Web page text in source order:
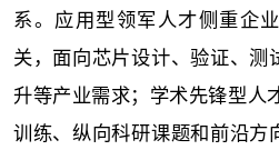
系。应用型领军人才侧重企
关，面向芯片设计、验证、测
升等产业需求；学术先锋型人
训练、纵向科研课题和前沿方